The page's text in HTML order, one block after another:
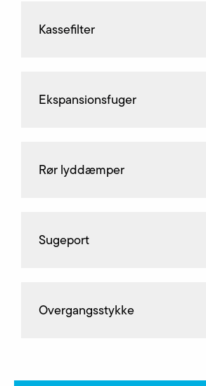
Kassefilter
Ekspansionsfuger
Rør lyddæmper
Sugeport
Overgangsstykke